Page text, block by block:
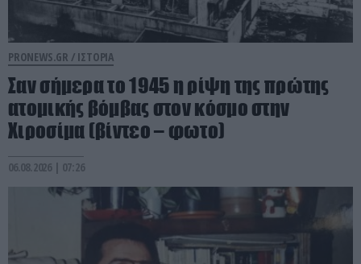
PRONEWS.GR / ΙΣΤΟΡΙΑ
Σαν σήμερα το 1945 η ρίψη της πρώτης
ατομικής βόμβας στον κόσμο στην
Χιροσίμα (βίντεο – φωτο)
06.08.2026 | 07:26